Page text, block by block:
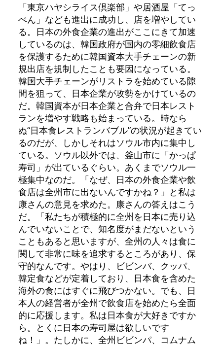
「東京ハヤシライス倶楽部」や居酒屋「てっ
ぺん」なども進出に成功し、店を増やしてい
る。日本の外食企業の進出がここにきて加速
しているのは、韓国政府が国内の零細飲食店
を保護するために韓国資本大手チェーンの新
規出店を規制したことも要因になっている。
韓国大手チェーンがリストラを始めている隙
間を狙って、日本企業が攻勢をかけているの
だ。韓国資本が日本企業と合弁で日本レスト
ランを増やす戦略も始まっている。時なら
ぬ“日本食レストランバブル”の状況が起きてい
るのだが、しかしそれはソウル市内に集中し
ている。ソウル以外では、釜山市に「かっぱ
寿司」が出ているぐらい。あくまでソウル一
極集中なのだ。「なぜ、日本の外食企業や飲
食店は全州市に出ないんですかね？」と私は
康さんの意見を求めた。康さんの答えはこう
だ。「私たちが積極的に全州を日本に売り込
んでいないことで、知名度がまだないという
こともあると思いますが、全州の人々は食に
関して非常に味を追求するところがあり、保
守的なんです。やはり、ビビンバ、クッパ、
韓定食などが定着しており、日本食を含めた
海外の食にはすぐに飛びつかない。でも、日
本人の経営者が全州で飲食店を始めたら全面
的に応援します。私は日本食が大好きですか
ら。とくに日本の寿司屋は欲しいです
ね！」。たしかに、全州ビビンパ、コムナム